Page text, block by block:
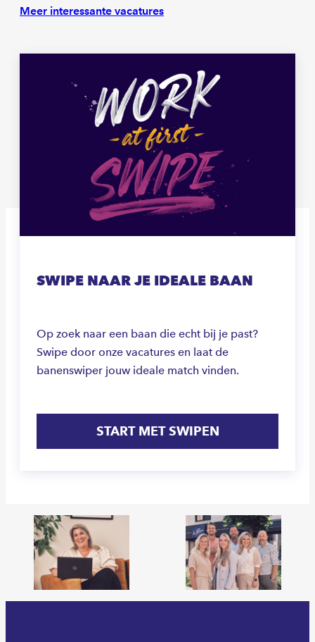
Meer interessante vacatures
SWIPE NAAR JE IDEALE BAAN
Op zoek naar een baan die echt bij je past?
Swipe door onze vacatures en laat de
banenswiper jouw ideale match vinden.
START MET SWIPEN